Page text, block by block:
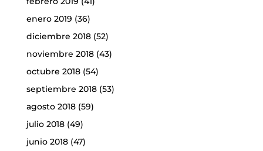
enero 2019 (36)
diciembre 2018(52)
noviembre 2018(43)
octubre 2018(54)
septiembre 2018(53)
agosto 2018(59)
julio 2018(49)
junio 2018(47)